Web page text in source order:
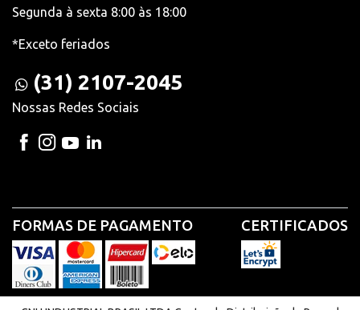
Segunda à sexta 8:00 às 18:00
*Exceto feriados
(31) 2107-2045
Nossas Redes Sociais
FORMAS DE PAGAMENTO CERTIFICADOS